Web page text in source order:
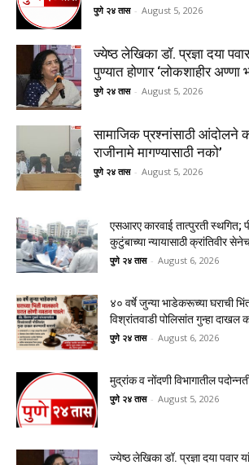
पुणे २४ तास - August 5, 2026
ज्येष्ठ लेखिका डॉ. प्रज्ञा दया
पुण्यात होणार ‘लोकशाहीर अण्णा
पुणे २४ तास - August 5, 2026
सामाजिक प्रश्नांसाठी आंदोलने
राजीनामे मागण्यासाठी नको’
पुणे २४ तास - August 5, 2026
एसआरए कारवाई तात्पुरती स्थगित;
कुटुंबाच्या न्यायासाठी क्रांतिवीर
पुणे २४ तास - August 6, 2026
४० वर्षे जुन्या भाडेकरूच्या घराची
विश्रांतवाडी पोलिसांत गुन्हा दाखल
पुणे २४ तास - August 6, 2026
मुद्रांक व नोंदणी विभागातील
पुणे २४ तास - August 5, 2026
ज्येष्ठ लेखिका डॉ. प्रज्ञा दया पवार